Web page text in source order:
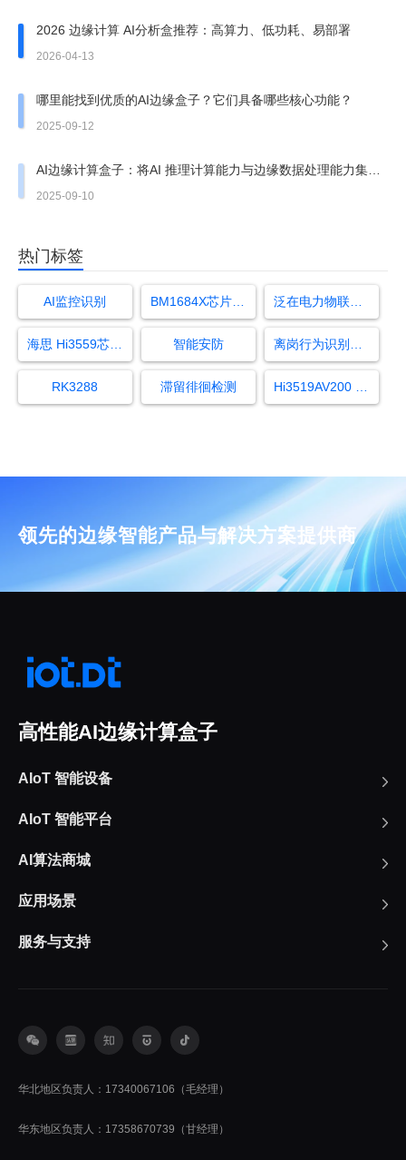
2026 边缘计算 AI分析盒推荐：高算力、低功耗、易部署
2026-04-13
哪里能找到优质的AI边缘盒子？它们具备哪些核心功能？
2025-09-12
AI边缘计算盒子：将AI 推理计算能力与边缘数据处理能力集于
一体
2025-09-10
热门标签
AI监控识别 BM1684X芯片详细参数
智能安防
RK3288 滞留徘徊检测
领先的边缘智能产品与解决方案提供商
高性能AI边缘计算盒子
AIoT 智能设备
AIoT 智能平台
AI算法商城
应用场景
服务与支持
华北地区负责人：17340067106（毛经理）
华东地区负责人：17358670739（甘经理）